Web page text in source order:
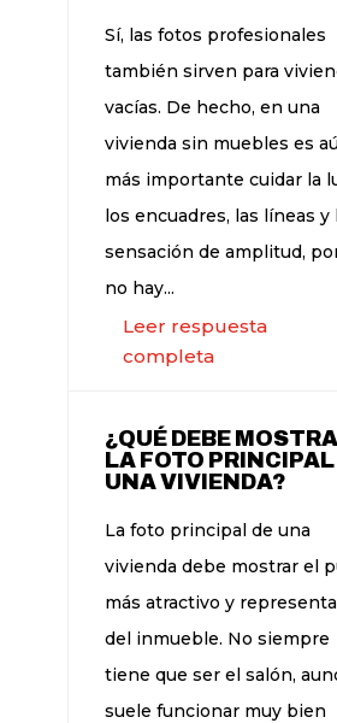
Sí, las fotos profesionales
también sirven para
vacías. De hecho, en una
vivienda sin muebles es
más importante cuidar la
los encuadres, las líneas y
sensación de amplitud,
no hay...
Leer respuesta
completa
¿QUÉ DEBE
LA FOTO PRINCIPAL
UNA VIVIENDA?
La foto principal de una
vivienda debe mostrar el
más atractivo y
del inmueble. No siempre
tiene que ser el salón,
suele funcionar muy bien